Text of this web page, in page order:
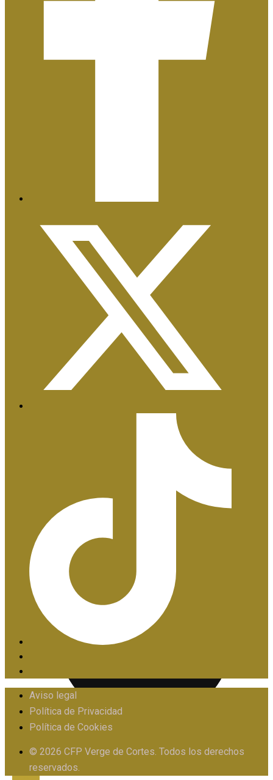
Certificaciones ISO
X
Aviso legal
Política de Privacidad
Política de Cookies
© 2026 CFP Verge de Cortes. Todos los derechos
reservados.